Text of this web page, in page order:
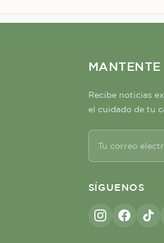
Recibe noticias
el cuidado de tu
SÍGUENOS